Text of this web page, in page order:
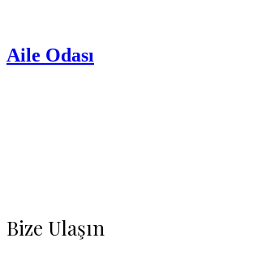
Aile Odası
Bize Ulaşın